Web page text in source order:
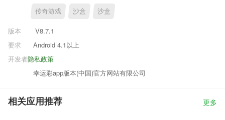
传奇游戏 沙盒 沙盒
版本
V8.7.1
要求
Android 4.1以上
隐私政策
开发者
幸运彩app版本(中国)官方网站有限公司
相关应用推荐 更多